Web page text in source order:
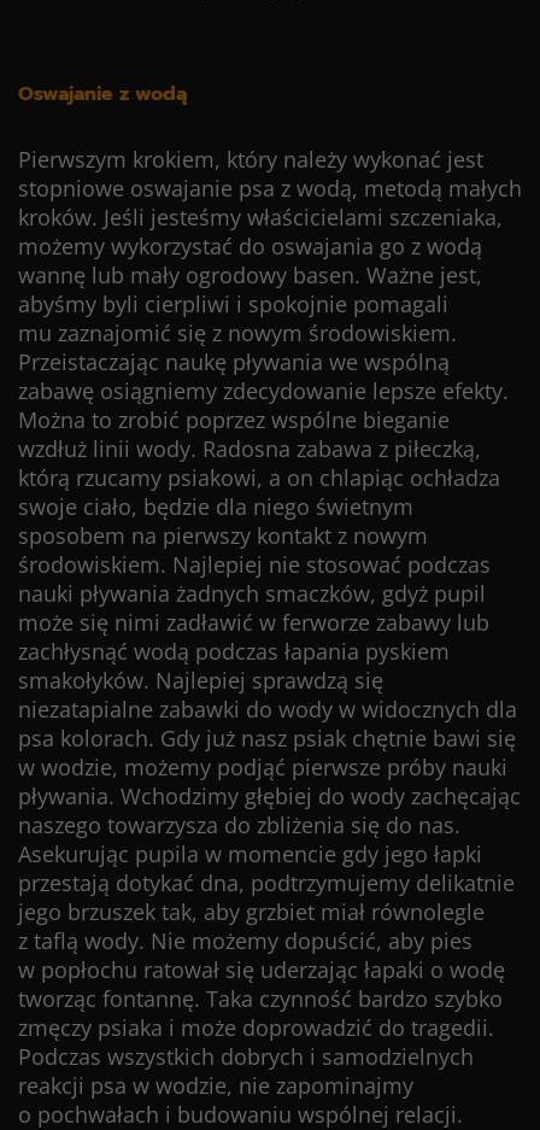
Oswajanie z wodą
Pierwszym krokiem, który należy wykonać jest
stopniowe oswajanie psa z wodą, metodą małych
kroków. Jeśli jesteśmy właścicielami szczeniaka,
możemy wykorzystać do oswajania go z wodą
wannę lub mały ogrodowy basen. Ważne jest,
abyśmy byli cierpliwi i spokojnie pomagali
mu zaznajomić się z nowym środowiskiem.
Przeistaczając naukę pływania we wspólną
zabawę osiągniemy zdecydowanie lepsze efekty.
Można to zrobić poprzez wspólne bieganie
wzdłuż linii wody. Radosna zabawa z piłeczką,
którą rzucamy psiakowi, a on chlapiąc ochładza
swoje ciało, będzie dla niego świetnym
sposobem na pierwszy kontakt z nowym
środowiskiem. Najlepiej nie stosować podczas
nauki pływania żadnych smaczków, gdyż pupil
może się nimi zadławić w ferworze zabawy lub
zachłysnąć wodą podczas łapania pyskiem
smakołyków. Najlepiej sprawdzą się
niezatapialne zabawki do wody w widocznych dla
psa kolorach. Gdy już nasz psiak chętnie bawi się
w wodzie, możemy podjąć pierwsze próby nauki
pływania. Wchodzimy głębiej do wody zachęcając
naszego towarzysza do zbliżenia się do nas.
Asekurując pupila w momencie gdy jego łapki
przestają dotykać dna, podtrzymujemy delikatnie
jego brzuszek tak, aby grzbiet miał równolegle
z taflą wody. Nie możemy dopuścić, aby pies
w popłochu ratował się uderzając łapaki o wodę
tworząc fontannę. Taka czynność bardzo szybko
zmęczy psiaka i może doprowadzić do tragedii.
Podczas wszystkich dobrych i samodzielnych
reakcji psa w wodzie, nie zapominajmy
o pochwałach i budowaniu wspólnej relacji.